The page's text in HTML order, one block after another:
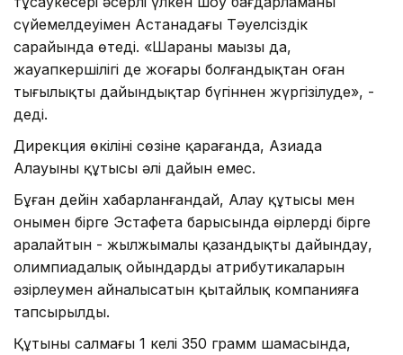
сүйемелдеуімен Астанадағы Тәуелсіздік
сарайында өтеді. «Шараның маңызы да,
жауапкершілігі де жоғары болғандықтан оған
тыңғылықты дайындықтар бүгіннен жүргізілуде», -
деді.
Дирекция өкілінің сөзіне қарағанда, Азиада
Алауының құтысы әлі дайын емес.
Бұған дейін хабарланғандай, Алау құтысы мен
онымен бірге Эстафета барысында өңірлерді бірге
аралайтын - жылжымалы қазандықты дайындау,
олимпиадалық ойындардың атрибутикаларын
әзірлеумен айналысатын қытайлық компанияға
тапсырылды.
Құтының салмағы 1 келі 350 грамм шамасында,